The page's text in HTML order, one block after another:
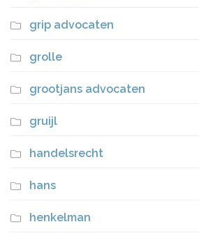
grip advocaten
grolle
grootjans advocaten
gruijl
handelsrecht
hans
henkelman